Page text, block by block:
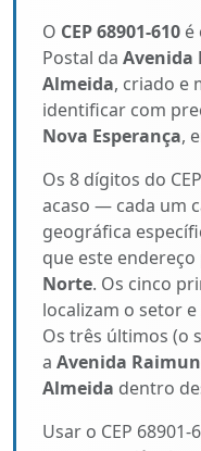
O CEP 68901-610 é
Postal da Avenida
Almeida, criado e
identificar com
Nova Esperança,
Os 8 dígitos do
acaso — cada um
geográfica
que este
Norte. Os cinco
localizam o setor
Os três últimos (o
a Avenida
Almeida dentro
Usar o CEP